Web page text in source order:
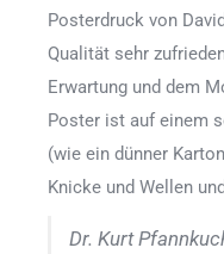
Posterdruck von
Qualität sehr
Erwartung und dem
Poster ist auf einem
(wie ein dünner
Knicke und Wellen
Dr. Kurt